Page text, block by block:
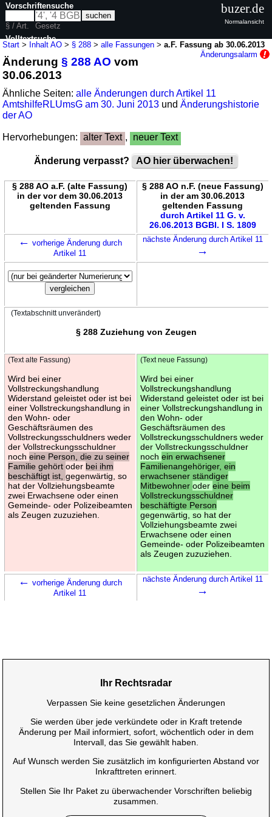
Start > Inhalt AO > § 288 >alle Fassungen >a.F. Fassung ab 30.06.2013
Änderungsalarm
Änderung§ 288 AO vom
30.06.2013
Ähnliche Seiten:alle Änderungen durch Artikel 11
AmtshilfeRLUmsG am 30. Juni 2013 undÄnderungshistorie
der AO
Hervorhebungen: alter Text , neuer Text
Änderung verpasst? AO hier überwachen!
§ 288 AO a.F. (alte Fassung)
in der vor dem 30.06.2013
geltenden Fassung
§ 288 AO n.F. (neue Fassung)
in der am 30.06.2013
geltenden Fassung
durch Artikel 11 G. v.
26.06.2013 BGBl. I S. 1809
← vorherige Änderung durch
Artikel 11
nächste Änderung durch Artikel 11
→
(Textabschnitt unverändert)
§ 288 Zuziehung von Zeugen
(Text alte Fassung)
Wird bei einer
Vollstreckungshandlung
Widerstand geleistet oder ist bei
einer Vollstreckungshandlung in
den Wohn- oder
Geschäftsräumen des
Vollstreckungsschuldners weder
der Vollstreckungsschuldner
noch eine Person, die zu seiner
Familie gehört oder bei ihm
beschäftigt ist, gegenwärtig, so
hat der Vollziehungsbeamte
zwei Erwachsene oder einen
Gemeinde- oder Polizeibeamten
als Zeugen zuzuziehen.
(Text neue Fassung)
Wird bei einer
Vollstreckungshandlung
Widerstand geleistet oder ist bei
einer Vollstreckungshandlung in
den Wohn- oder
Geschäftsräumen des
Vollstreckungsschuldners weder
der Vollstreckungsschuldner
noch ein erwachsener
Familienangehöriger, ein
erwachsener ständiger
Mitbewohner oder eine beim
Vollstreckungsschuldner
beschäftigte Person
gegenwärtig, so hat der
Vollziehungsbeamte zwei
Erwachsene oder einen
Gemeinde- oder Polizeibeamten
als Zeugen zuzuziehen.
← vorherige Änderung durch
Artikel 11
nächste Änderung durch Artikel 11
→
Vorschriftensuche
§ / Art.
Gesetz
Volltextsuche
nur in AO
buzer.de
Normalansicht
Ihr Rechtsradar
Verpassen Sie keine gesetzlichen Änderungen
Sie werden über jede verkündete oder in Kraft tretende
Änderung per Mail informiert, sofort, wöchentlich oder in dem
Intervall, das Sie gewählt haben.
Auf Wunsch werden Sie zusätzlich im konfigurierten Abstand vor
Inkrafttreten erinnert.
Stellen Sie Ihr Paket zu überwachender Vorschriften beliebig
zusammen.